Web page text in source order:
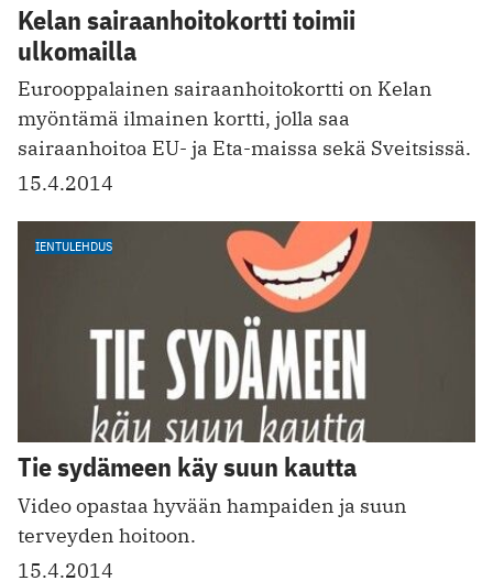
Kelan sairaanhoitokortti toimii
ulkomailla
Eurooppalainen sairaanhoitokortti on Kelan
myöntämä ilmainen kortti, jolla saa
sairaanhoitoa EU- ja Eta-maissa sekä Sveitsissä.
15.4.2014
IENTULEHDUS
Tie sydämeen käy suun kautta
Video opastaa hyvään hampaiden ja suun
terveyden hoitoon.
15.4.2014